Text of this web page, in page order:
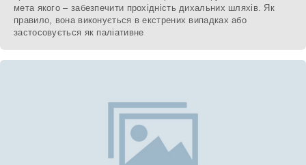
мета якого – забезпечити прохідність дихальних шляхів. Як
правило, вона виконується в екстрених випадках або
застосовується як паліативне